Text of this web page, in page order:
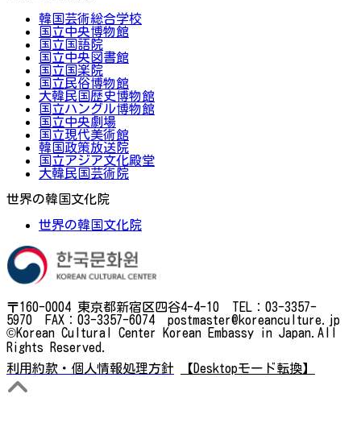
韓国芸術総合学校
国立中央博物館
国立国語院
国立中央図書館
国立国楽院
国立民俗博物館
大韓民国歴史博物館
国立ハングル博物館
国立中央劇場
国立現代美術館
韓国政策放送院
国立アジア文化殿堂
大韓民国芸術院
世界の韓国文化院
世界の韓国文化院
〒160-0004 東京都新宿区四谷4-4-10 TEL：03-3357-
5970 FAX：03-3357-6074 postmaster@koreanculture.jp
©Korean Cultural Center Korean Embassy in Japan.All
Rights Reserved.
利用約款・個人情報処理方針
【Desktopモード転換】